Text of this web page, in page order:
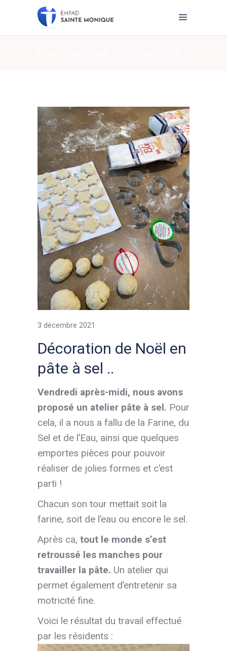
3 décembre 2021
Décoration de Noël en
pâte à sel ..
Vendredi après-midi, nous avons
proposé un atelier pâte à sel. Pour
cela, il a nous a fallu de la Farine, du
Sel et de l’Eau, ainsi que quelques
emportes pièces pour pouvoir
réaliser de jolies formes et c’est
parti !
Chacun son tour mettait soit la
farine, soit de l’eau ou encore le sel.
Après ca, tout le monde s’est
retroussé les manches pour
travailler la pâte. Un atelier qui
permet également d’entretenir sa
motricité fine.
Voici le résultat du travail effectué
par les résidents :